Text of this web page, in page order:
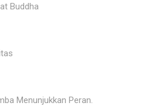
Buddha
Menunjukkan Peran.